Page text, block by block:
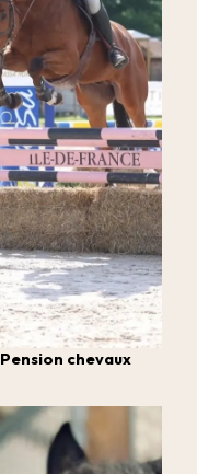
Pension chevaux